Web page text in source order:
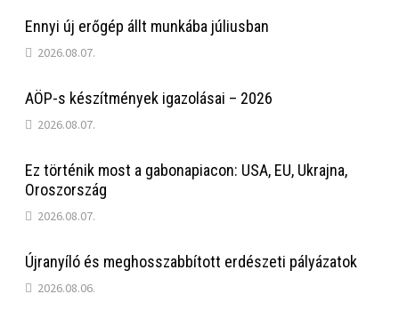
Ennyi új erőgép állt munkába júliusban
2026.08.07.
AÖP-s készítmények igazolásai – 2026
2026.08.07.
Ez történik most a gabonapiacon: USA, EU, Ukrajna,
Oroszország
2026.08.07.
Újranyíló és meghosszabbított erdészeti pályázatok
2026.08.06.